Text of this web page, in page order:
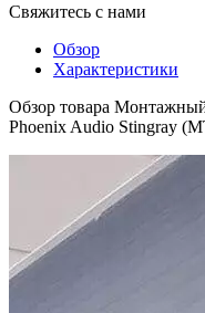
Свяжитесь с нами
Обзор
Характеристики
Обзор товара
Phoenix Audio Stingray